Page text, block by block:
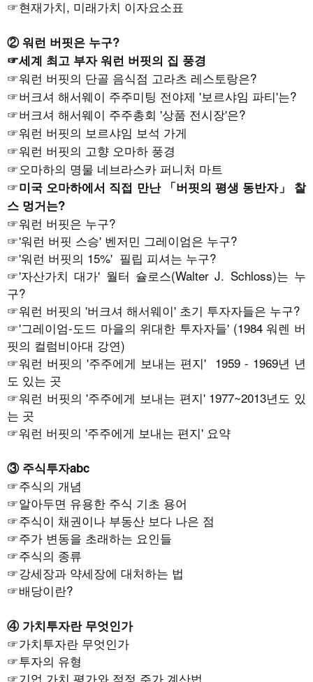
☞현재가치, 미래가치 이자요소표
② 워런 버핏은 누구?
☞세계 최고 부자 워런 버핏의 집 풍경
☞워런 버핏의 단골 음식점 고라츠 레스토랑은?
☞버크셔 해서웨이 주주미팅 전야제 '보르샤임 파티'는?
☞버크셔 해서웨이 주주총회 '상품 전시장'은?
☞워런 버핏의 보르샤임 보석 가게
☞워런 버핏의 고향 오마하 풍경
☞오마하의 명물 네브라스카 퍼니처 마트
☞미국 오마하에서 직접 만난 「버핏의 평생 동반자」 찰
스 멍거는?
☞워런 버핏은 누구?
☞'워런 버핏 스승' 벤저민 그레이엄은 누구?
☞'워런 버핏의 15%' 필립 피셔는 누구?
☞'자산가치 대가' 월터 슐로스(Walter J. Schloss)는 누
구?
☞워런 버핏의 '버크셔 해서웨이' 초기 투자자들은 누구?
☞'그레이엄-도드 마을의 위대한 투자자들' (1984 워렌 버
핏의 컬럼비아대 강연)
☞워런 버핏의 '주주에게 보내는 편지' 1959 - 1969년 년
도 있는 곳
☞워런 버핏의 '주주에게 보내는 편지' 1977~2013년도 있
는 곳
☞워런 버핏의 '주주에게 보내는 편지' 요약
③ 주식투자abc
☞주식의 개념
☞알아두면 유용한 주식 기초 용어
☞주식이 채권이나 부동산 보다 나은 점
☞주가 변동을 초래하는 요인들
☞주식의 종류
☞강세장과 약세장에 대처하는 법
☞배당이란?
④ 가치투자란 무엇인가
☞가치투자란 무엇인가
☞투자의 유형
☞기업 가치 평가와 적정 주가 계산법